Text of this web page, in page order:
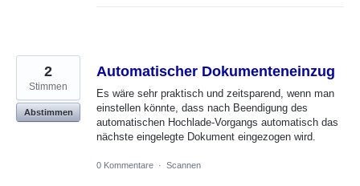
Automatischer Dokumenteneinzug
Es wäre sehr praktisch und zeitsparend, wenn man
einstellen könnte, dass nach Beendigung des
automatischen Hochlade-Vorgangs automatisch das
nächste eingelegte Dokument eingezogen wird.
2
Stimmen
Abstimmen
0 Kommentare · Scannen